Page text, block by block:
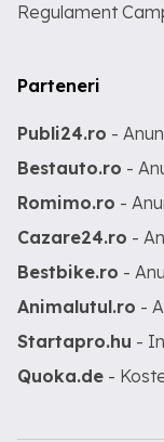
Regulament
Parteneri
Publi24.ro -
Bestauto.ro -
Romimo.ro -
Cazare24.ro -
Bestbike.ro -
Animalutul.ro -
Startapro.hu -
Quoka.de -